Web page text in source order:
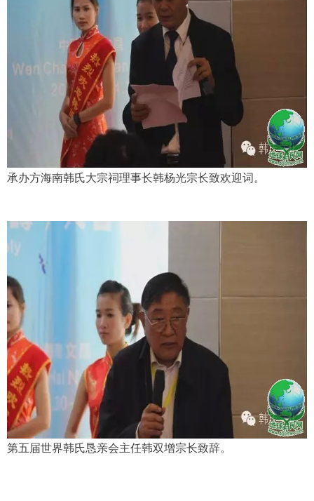
承办方海南韩氏大宗祠理事长韩杨光宗长致欢迎词。
第五届世界韩氏恳亲会主任韩双增宗长致辞。